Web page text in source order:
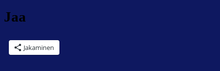
Jaa
Jakaminen